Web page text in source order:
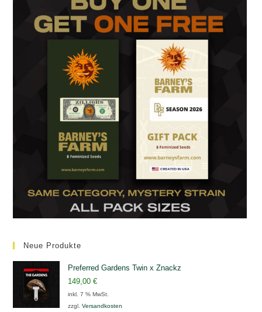
Neue Produkte
Preferred Gardens Twin x Znackz
149,00€
inkl. 7 % MwSt.
zzgl.Versandkosten